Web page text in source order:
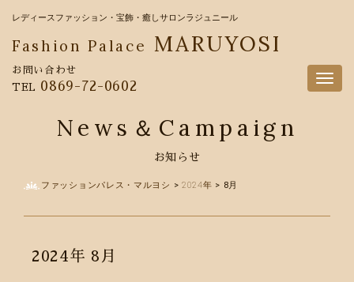
レディースファッション・宝飾・癒しサロンラジュニール
Fashion Palace MARUYOSI
お問い合わせ
TEL
0869-72-0602
News＆Campaign
お知らせ
ファッションパレス・マルヨシ > 2024年 > 8月
2024年 8月